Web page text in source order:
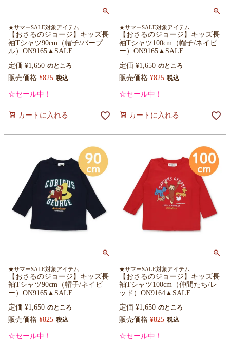
★サマーSALE対象アイテム
【おさるのジョージ】キッズ長
袖Tシャツ90cm（帽子/パープ
ル）ON9165▲SALE
定価 ¥1,650 のところ
販売価格 ¥825 税込
☆セール中！
カートに入れる
★サマーSALE対象アイテム
【おさるのジョージ】キッズ長
袖Tシャツ100cm（帽子/ネイビ
ー）ON9165▲SALE
定価 ¥1,650 のところ
販売価格 ¥825 税込
☆セール中！
カートに入れる
★サマーSALE対象アイテム
【おさるのジョージ】キッズ長
袖Tシャツ90cm（帽子/ネイビ
ー）ON9165▲SALE
定価 ¥1,650 のところ
販売価格 ¥825 税込
☆セール中！
★サマーSALE対象アイテム
【おさるのジョージ】キッズ長
袖Tシャツ100cm（仲間たち/レ
ッド）ON9164▲SALE
定価 ¥1,650 のところ
販売価格 ¥825 税込
☆セール中！